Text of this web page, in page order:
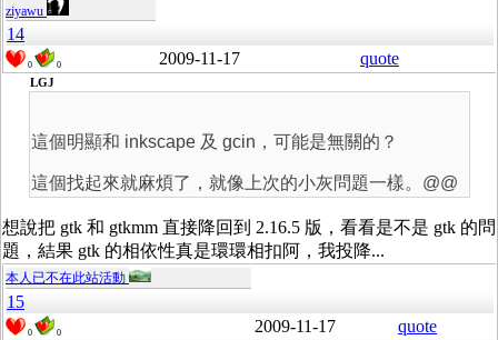
ziyawu
14
0 0 2009-11-17 quote
LGJ
這個明顯和 inkscape 及 gcin，可能是無關的？
這個找起來就麻煩了，就像上次的小灰問題一樣。@@
想說把 gtk 和 gtkmm 直接降回到 2.16.5 版，看看是不是 gtk 的問
題，結果 gtk 的相依性真是環環相扣阿，我投降...
本人已不在此站活動
15
0 0 2009-11-17 quote